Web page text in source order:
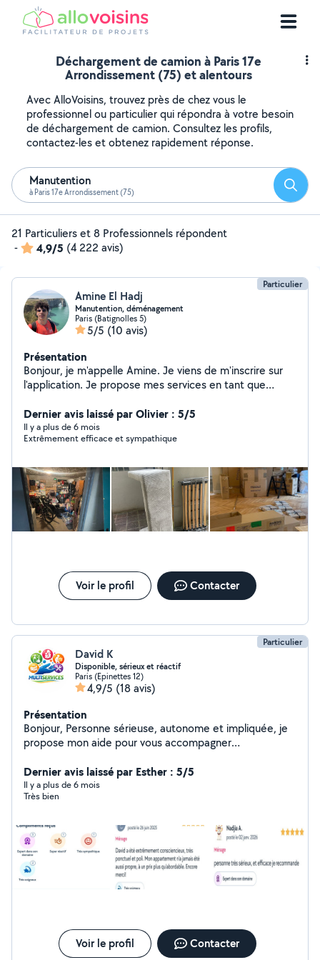
Déchargement de camion à Paris 17e
Arrondissement (75) et alentours
Avec AlloVoisins, trouvez près de chez vous le
professionnel ou particulier qui répondra à votre besoin
de déchargement de camion. Consultez les profils,
contactez-les et obtenez rapidement réponse.
Manutention
à Paris 17e Arrondissement (75)
21 Particuliers et 8 Professionnels répondent
-
4,9/5 (4 222 avis)
Particulier
Amine El Hadj
Manutention, déménagement
Paris (Batignolles 5)
5/5 (10 avis)
Présentation
Bonjour, je m'appelle Amine. Je viens de m'inscrire sur
l'application. Je propose mes services en tant que
commandes et bricoleur professionnel. Je suis
autonome, efficace et soigneux, notamment pour
l'installation de matériel, le montage de meubles et les
si vous avez besoin d'aide pour un déménagement, des
travaux ou de la préparation de commandes. Merci et à
bientôt !
Dernier avis laissé par Olivier : 5/5
Il y a plus de 6 mois
Extrêmement efficace et sympathique
Voir le profil Contacter
Particulier
David K
Disponible, sérieux et réactif
Paris (Epinettes 12)
4,9/5 (18 avis)
Présentation
Bonjour, Personne sérieuse, autonome et impliquée, je
propose mon aide pour vous accompagner
dans vos projets. J'interviens notamment pour : Ménage
& entretien du logement Déménagement &
manutention Garde d'enfants & soutien scolaire (maths,
Assistance informatique & création multimédia (photo,
vidéo, retouche) Animation & événements Ma priorité
est simple : un travail soigné, sérieux et bien fait. Fiable
et à l'écoute, je m'adapte à vos besoins pour vous
simplifier la vie. Contactez-moi, je vous réponds
Dernier avis laissé par Esther : 5/5
Il y a plus de 6 mois
Très bien
Voir le profil Contacter